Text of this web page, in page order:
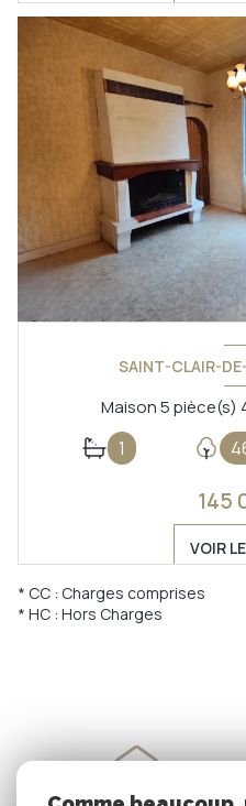
SAINT-CLAIR-
1
145
VOIR
* CC : Charges comprises
* HC : Hors Charges